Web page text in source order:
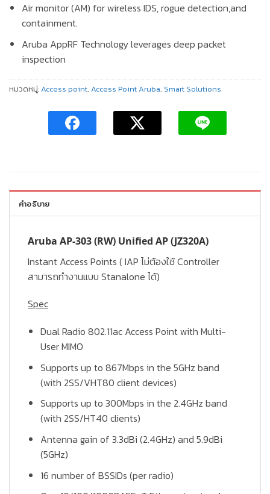
Air monitor (AM) for wireless IDS, rogue detection,and
containment.
Aruba AppRF Technology leverages deep packet
inspection
หมวดหมู่:Access​ point, Access Point Aruba, Smart Solutions
คำอธิบาย
Aruba AP-303 (RW) Unified AP(JZ320A)
Instant Access Points ( IAP ไม่ต้องใช้ Controller
สามารถทำงานแบบ Stanalone ได้)
Spec
Dual Radio 802.11ac Access Point with Multi-
User MIMO
Supports up to 867Mbps in the 5GHz band
(with 2SS/VHT80 client devices)
Supports up to 300Mbps in the 2.4GHz band
(with 2SS/HT40 clients)
Antenna gain of 3.3dBi (2.4GHz) and 5.9dBi
(5GHz)
16 number of BSSIDs (per radio)